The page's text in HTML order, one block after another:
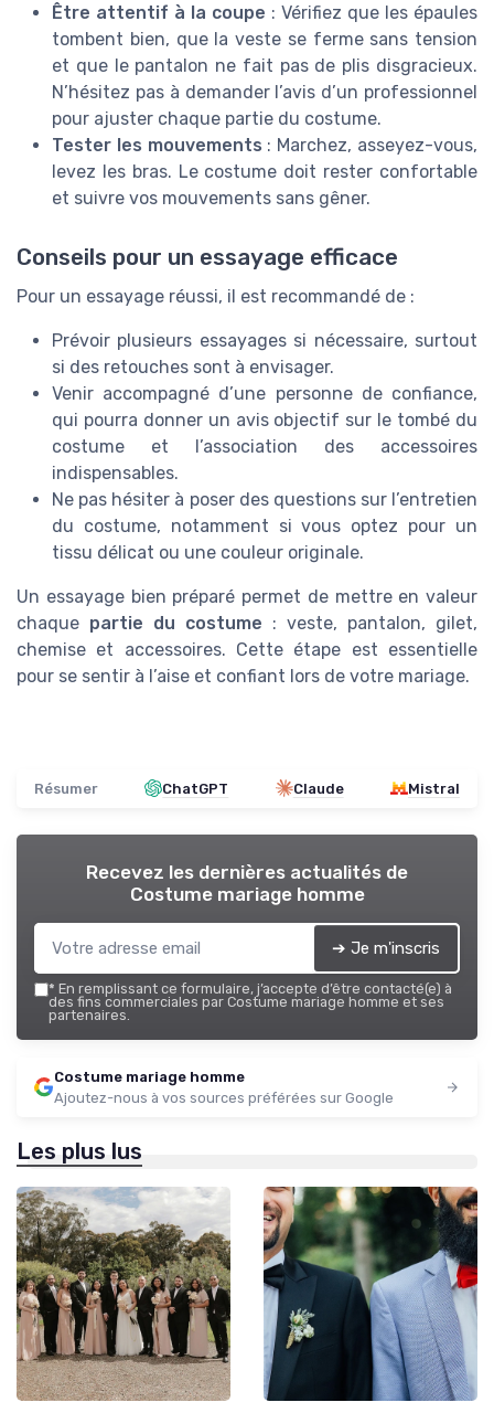
Être attentif à la coupe : Vérifiez que les épaules
tombent bien, que la veste se ferme sans tension
et que le pantalon ne fait pas de plis disgracieux.
N’hésitez pas à demander l’avis d’un professionnel
pour ajuster chaque partie du costume.
Tester les mouvements : Marchez, asseyez-vous,
levez les bras. Le costume doit rester confortable
et suivre vos mouvements sans gêner.
Conseils pour un essayage efficace
Pour un essayage réussi, il est recommandé de :
Prévoir plusieurs essayages si nécessaire, surtout
si des retouches sont à envisager.
Venir accompagné d’une personne de confiance,
qui pourra donner un avis objectif sur le tombé du
costume et l’association des accessoires
indispensables.
Ne pas hésiter à poser des questions sur l’entretien
du costume, notamment si vous optez pour un
tissu délicat ou une couleur originale.
Un essayage bien préparé permet de mettre en valeur
chaque partie du costume : veste, pantalon, gilet,
chemise et accessoires. Cette étape est essentielle
pour se sentir à l’aise et confiant lors de votre mariage.
Résumer ChatGPT Claude Mistral
Recevez les dernières actualités de
Costume mariage homme
➔ Je m'inscris
* En remplissant ce formulaire, j’accepte d’être contacté(e) à
des fins commerciales par Costume mariage homme et ses
partenaires.
Costume mariage homme
Ajoutez-nous à vos sources préférées sur Google
Les plus lus